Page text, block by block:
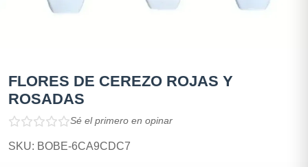
FLORES DE CEREZO ROJAS Y
ROSADAS
Sé el primero en opinar
SKU: BOBE-6CA9CDC7